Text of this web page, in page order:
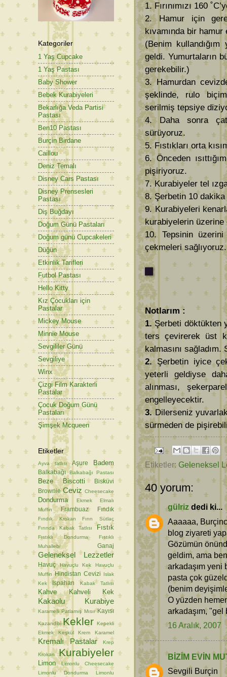
1. Fırınımızı 160
2. Hamur için
kıvamında bir
(Benim
geldi. Yumurtaların
gerekebilir.)
3. Hamurdan
şeklinde, rulo
serilmiş tepsiye
4. Daha sonra
sürüyoruz.
5. Fıstıkları orta
6. Önceden
pişiriyoruz.
7. Kurabiyeler tel
8. Şerbetin 10
9. Kurabiyeleri
kurabiyelerin üzerine
10. Tepsinin
çekmeleri sağlıyoruz.
Notlarım :
1.Şerbeti döktükten
ters çevirerek üst
kalmasını
2.Şerbetin iyice
yeterli geldiyse
alınması,
engelleyecektir.
3.Dilerseniz
sürmeden de
Etiketler: Geleneksel
40 yorum:
gülriz dedi ki...
Aaaaaa,
blog ziyareti
Gözümün
geldim, ama
arkadaşım yeni
pasta çok
(benim
O yüzden
arkadaşım,
16 Aralık, 2007
BİZİM EVİN
Sevgili Burçin
Kategoriler
1 Yaş Cupcake
1 Yaş Pastası
Baby Shower
Bebek Kurabiyeleri
Bekarlığa Veda Partisi
Pastası
Ben10 Pastası
Burçin Birdane
Caillou
Deniz Temalı
Disney Cars Pastası
Disney Prensesleri
Pastası
Diş Buğdayı
Doğum Günü Pastaları
Doğum günü Cupcakeleri
Düğün
Etkinlik Tarifleri
Futbol Pastası
Hello Kitty
Kız Çocukları için
Pastalar
Mickey Mouse
Minnie Mouse
Sevgililer Günü
Sevgiliye
Winx
Çizgi Film Karakterli
Pastalar
Çocuk Doğum Günü
Pastaları
Şimşek Mcqueen
Etiketler
Ayva tatlısı Aşure Badem
Balkabağı Balkabağı Pastası
Beze Biscotti
Bisküvi
Brownie Ceviz Cheesecake
Dondurma Ekmek
Elmalı
Muffin
Frambuaz Fındık
Fındık Krokan
Fırın Sütlaç
Fırında Kabak Tatlısı
Fıstık
Fıstıklı Dondurma
Fıstıklı
Muhallebi
Ganaj
Geleneksel Lezzetler
Havuç Havuçlu Kek
Havuçlu
Muffin Hindistan Cevizi
Islak
Kek
Ispahan Kabak Tatlısı
Kahve Kahveli Kek
Kakaolu Kurabiye
Karamelli Patlamış Mısır Kayısı
Kazandibi Kekler Kepekli
Ekmek
Keşkül Krem Karamel
Kremalı Pastalar Krep
Krokan Kurabiyeler
Limon
Limonlu Cheesecake
Limonlu Dondurma
Limonlu